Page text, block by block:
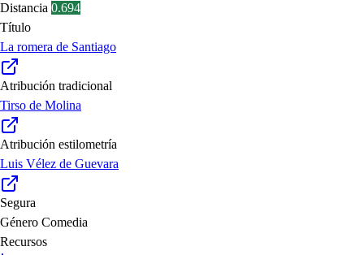
Distancia 0.694
Título
La romera de Santiago
Atribución tradicional
Tirso de Molina
Atribución estilometría
Luis Vélez de Guevara
Segura
Género Comedia
Recursos